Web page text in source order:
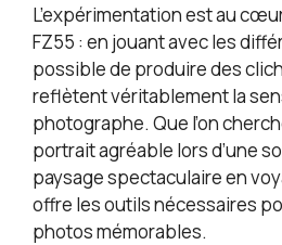
L’expérimentation est au
FZ55 : en jouant avec les
possible de produire des
reflètent véritablement la
photographe. Que l’on
portrait agréable lors d’une
paysage spectaculaire en
offre les outils nécessaires
photos mémorables.